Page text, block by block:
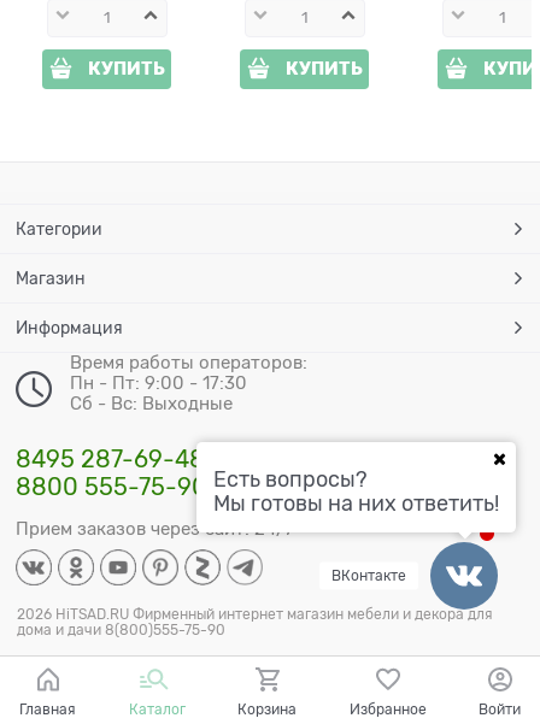
КУПИТЬ КУПИТЬ
Категории
Магазин
Информация
Время работы операторов:
Пн - Пт: 9:00 - 17:30
Сб - Вс: Выходные
8495 287-69-48
8800 555-75-90
Прием заказов через сайт: 24/7
2026 HiTSAD.RU Фирменный интернет магазин мебели и декора для
дома и дачи 8(800)555-75-90
Главная Каталог Корзина Избранное Войти
Есть вопросы?
Мы готовы на них ответить!
ВКонтакте